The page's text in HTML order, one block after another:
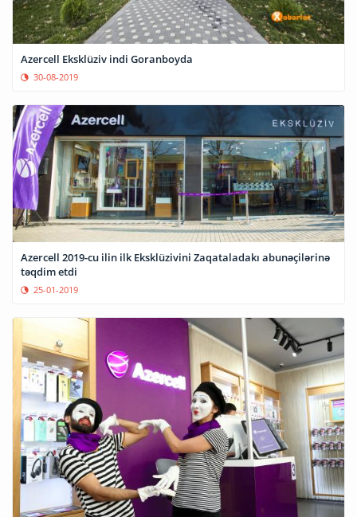
Azercell Eksklüziv indi Goranboyda
30-08-2019
Azercell 2019-cu ilin ilk Eksklüzivini Zaqataladakı abunəçilərinə
təqdim etdi
25-01-2019